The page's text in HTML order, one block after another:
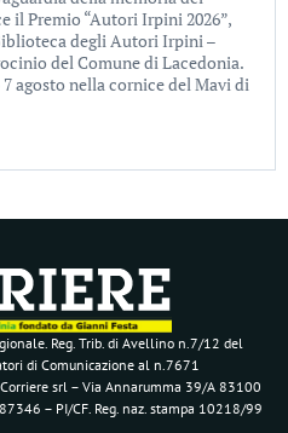
il Premio “Autori Irpini 2026”,
degli Autori Irpini –
del Comune di Lacedonia.
agosto nella cornice del Mavi di
Reg. Trib. di Avellino n.7/12 del
di Comunicazione al n.7671
srl – Via Annarumma 39/A 83100
– PI/CF. Reg. naz. stampa 10218/99